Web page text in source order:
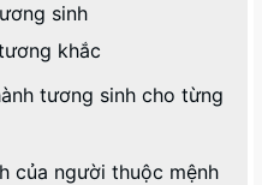
sinh
khắc
tương sinh cho từng
của người thuộc mệnh